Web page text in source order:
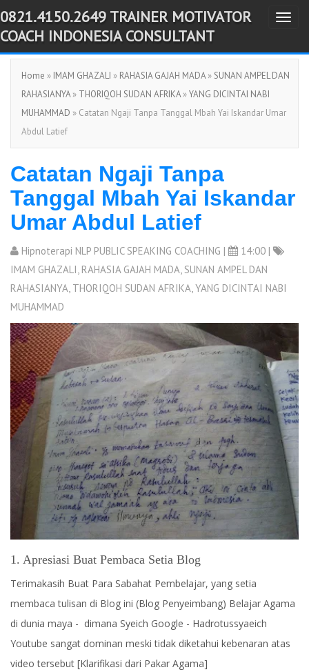
-->
T
g
g
e
a
g
o
0821.4150.2649 TRAINER MOTIVATOR
COACH INDONESIA CONSULTANT
Home » IMAM GHAZALI » RAHASIA GAJAH MADA» SUNAN AMPEL DAN
RAHASIANYA» THORIQOH SUDAN AFRIKA»YANG DICINTAI NABI
MUHAMMAD » Catatan Ngaji Tanpa Tanggal Mbah Yai Iskandar Umar
Abdul Latief
Catatan Ngaji Tanpa
Tanggal Mbah Yai Iskandar
Umar Abdul Latief
Hipnoterapi NLP PUBLIC SPEAKING COACHING |
14:00 |
IMAM GHAZALI, RAHASIA GAJAH MADA, SUNAN AMPEL DAN
RAHASIANYA, THORIQOH SUDAN AFRIKA,YANG DICINTAI NABI
MUHAMMAD
1. Apresiasi Buat Pembaca Setia Blog
Terimakasih Buat Para Sabahat Pembelajar, yang setia
membaca tulisan di Blog ini (Blog Penyeimbang) Belajar Agama
di dunia maya - dimana Syeich Google - Hadrotussyaeich
Youtube sangat dominan meski tidak diketahui kebenaran atas
video tersebut [Klarifikasi dari Pakar Agama]